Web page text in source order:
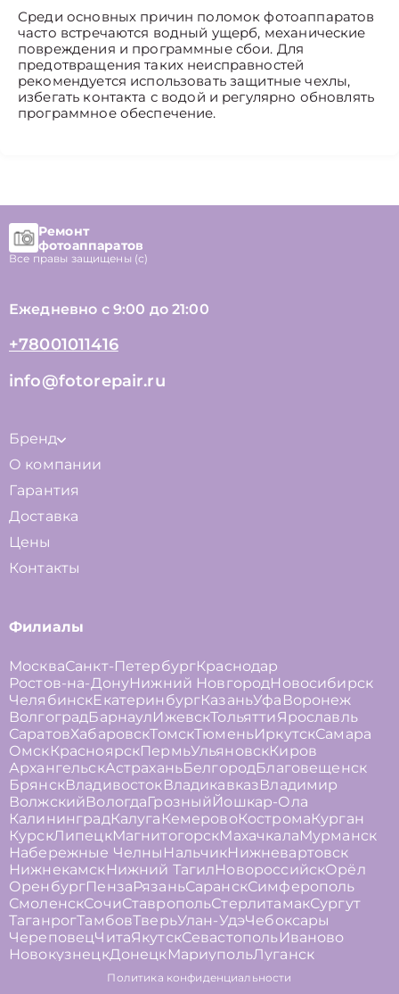
Среди основных причин поломок фотоаппаратов
часто встречаются водный ущерб, механические
повреждения и программные сбои. Для
предотвращения таких неисправностей
рекомендуется использовать защитные чехлы,
избегать контакта с водой и регулярно обновлять
программное обеспечение.
Ремонт
фотоаппаратов
Все правы защищены (с)
Ежедневно с 9:00 до 21:00
+78001011416
info@fotorepair.ru
Бренд
О компании
Гарантия
Доставка
Цены
Контакты
Филиалы
МоскваСанкт-ПетербургКраснодар
Ростов-на-ДонуНижний НовгородНовосибирск
ЧелябинскЕкатеринбургКазаньУфа Воронеж
ВолгоградБарнаулИжевскТольяттиЯрославль
СаратовХабаровскТомскТюменьИркутскСамара
ОмскКрасноярскПермьУльяновскКиров
АрхангельскАстраханьБелгородБлаговещенск
БрянскВладивостокВладикавказВладимир
ВолжскийВологдаГрозныйЙошкар-Ола
КалининградКалуга КемеровоКостромаКурган
КурскЛипецкМагнитогорскМахачкалаМурманск
Набережные Челны НальчикНижневартовск
НижнекамскНижний ТагилНовороссийскОрёл
ОренбургПензаРязаньСаранскСимферополь
СмоленскСочиСтавропольСтерлитамакСургут
ТаганрогТамбовТверьУлан-УдэЧебоксары
ЧереповецЧитаЯкутскСевастопольИваново
НовокузнецкДонецкМариупольЛуганск
Политика конфиденциальности